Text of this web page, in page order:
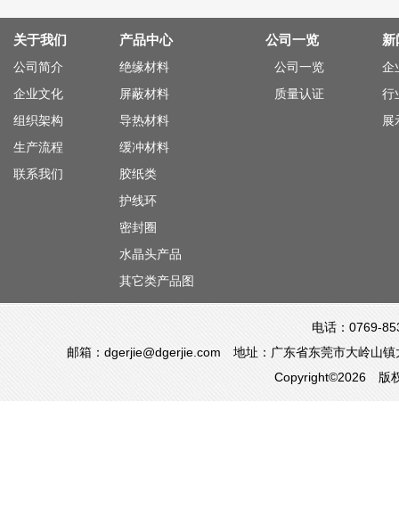
关于我们 产品中心 公司一览 新
公司简介
企业文化
组织架构
生产流程
联系我们
绝缘材料
屏蔽材料
导热材料
缓冲材料
胶纸类
护线环
密封圈
水晶头产品
其它类产品图
公司一览
质量认证
企
行
展
电话：0769-
邮箱：dgerjie@dgerjie.com 地址：广东省东莞市大岭山
Copyright©2026 版